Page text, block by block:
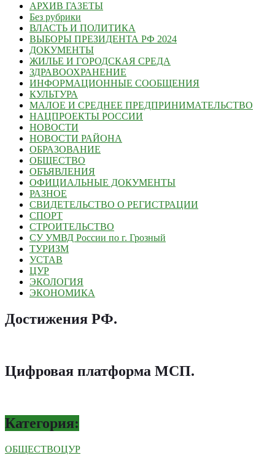
АРХИВ ГАЗЕТЫ
Без рубрики
ВЛАСТЬ И ПОЛИТИКА
ВЫБОРЫ ПРЕЗИДЕНТА РФ 2024
ДОКУМЕНТЫ
ЖИЛЬЕ И ГОРОДСКАЯ СРЕДА
ЗДРАВООХРАНЕНИЕ
ИНФОРМАЦИОННЫЕ СООБЩЕНИЯ
КУЛЬТУРА
МАЛОЕ И СРЕДНЕЕ ПРЕДПРИНИМАТЕЛЬСТВО
НАЦПРОЕКТЫ РОССИИ
НОВОСТИ
НОВОСТИ РАЙОНА
ОБРАЗОВАНИЕ
ОБЩЕСТВО
ОБЪЯВЛЕНИЯ
ОФИЦИАЛЬНЫЕ ДОКУМЕНТЫ
РАЗНОЕ
СВИДЕТЕЛЬСТВО О РЕГИСТРАЦИИ
СПОРТ
СТРОИТЕЛЬСТВО
СУ УМВД России по г. Грозный
ТУРИЗМ
УСТАВ
ЦУР
ЭКОЛОГИЯ
ЭКОНОМИКА
Достижения РФ.
Цифровая платформа МСП.
Категория:
ОБЩЕСТВОЦУР